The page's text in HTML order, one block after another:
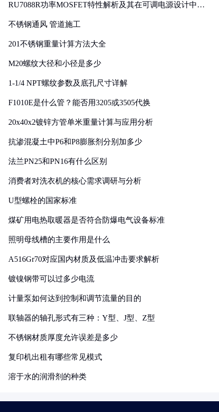
RU7088R功率MOSFET特性解析及其在可调电源设计中的
不锈钢通风 管道施工
201不锈钢重量计算方法大全
M20螺纹大径和小径是多少
1-1/4 NPT螺纹参数及底孔尺寸详解
F1010E是什么管？能否用3205或3505代换
20x40x2镀锌方管单米重量计算与应用分析
抗渗混凝土中P6和P8膨胀剂分别加多少
法兰PN25和PN16有什么区别
消费者对洗衣机的核心需求调研与分析
U型螺栓的国家标准
煤矿用电热取暖器是否符合防爆电气设备标准
照明母线槽的主要作用是什么
A516Gr70对应国内材质及低温冲击要求解析
镀镍钢带可以过多少电流
计量泵如何达到控制和调节流量的目的
联轴器的轴孔形式有三种：Y型、J型、Z型
不锈钢材质厚度允许误差是多少
复印机出租有哪些常见模式
溶于水的润滑剂的种类